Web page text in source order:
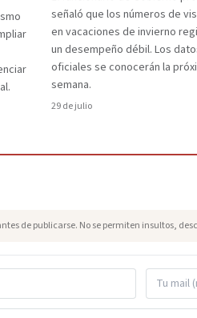
señaló que los números de
en vacaciones de invierno
un desempeño débil. Los
oficiales se conocerán la
semana.
29 de julio
de publicarse. No se permiten insultos,